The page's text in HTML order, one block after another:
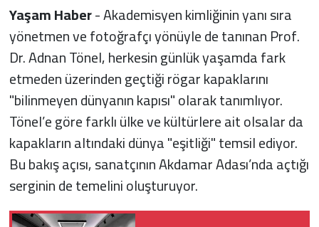
Yaşam Haber- Akademisyen kimliğinin yanı sıra
yönetmen ve fotoğrafçı yönüyle de tanınan Prof.
Dr. Adnan Tönel, herkesin günlük yaşamda fark
etmeden üzerinden geçtiği rögar kapaklarını
"bilinmeyen dünyanın kapısı" olarak tanımlıyor.
Tönel’e göre farklı ülke ve kültürlere ait olsalar da
kapakların altındaki dünya "eşitliği" temsil ediyor.
Bu bakış açısı, sanatçının Akdamar Adası’nda açtığı
serginin de temelini oluşturuyor.